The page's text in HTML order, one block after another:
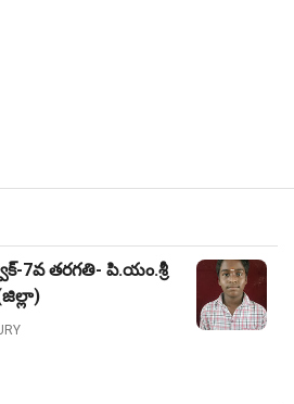
7వ తరగతి- పి.యం.శ్రీ